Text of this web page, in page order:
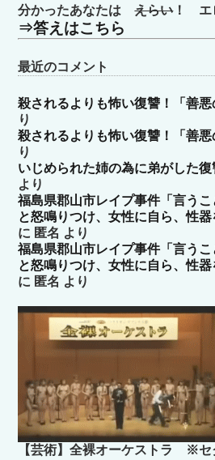
分かったあなたはえらい！ エ
⇒答えはこちら
最近のコメント
殺されるよりも怖い復讐！「善
り
殺されるよりも怖い復讐！「善
り
いじめられた姉の為に弟がした復
より
福島県郡山市レイプ事件「言うこ
と怒鳴りつけ、女性に自ら、性器
に 匿名 より
福島県郡山市レイプ事件「言うこ
と怒鳴りつけ、女性に自ら、性器
に 匿名 より
【芸術】全裸オーケストラ ※セ